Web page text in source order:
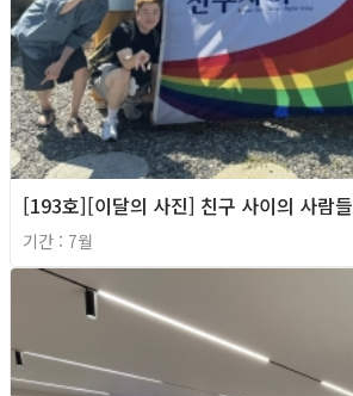
[193호][이달의 사진] 친구 사이의 사람들
기간 : 7월